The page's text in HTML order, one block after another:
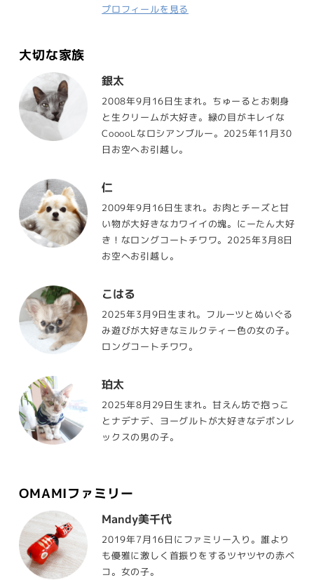
プロフィールを見る
大切な家族
銀太
2008年9月16日生まれ。ちゅーるとお刺身
と生クリームが大好き。緑の目がキレイな
CooooLなロシアンブルー。2025年11月30
日お空へお引越し。
仁
2009年9月16日生まれ。お肉とチーズと甘
い物が大好きなカワイイの塊。にーたん大好
き！なロングコートチワワ。2025年3月8日
お空へお引越し。
こはる
2025年3月9日生まれ。フルーツとぬいぐる
み遊びが大好きなミルクティー色の女の子。
ロングコートチワワ。
珀太
2025年8月29日生まれ。甘えん坊で抱っこ
とナデナデ、ヨーグルトが大好きなデボンレ
ックスの男の子。
OMAMIファミリー
Mandy美千代
2019年7月16日にファミリー入り。誰より
も優雅に激しく首振りをするツヤツヤの赤ベ
コ。女の子。